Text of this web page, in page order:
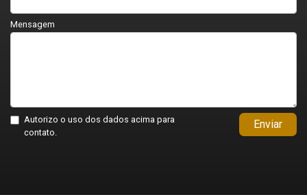
Mensagem
Autorizo o uso dos dados acima para
contato.
Enviar